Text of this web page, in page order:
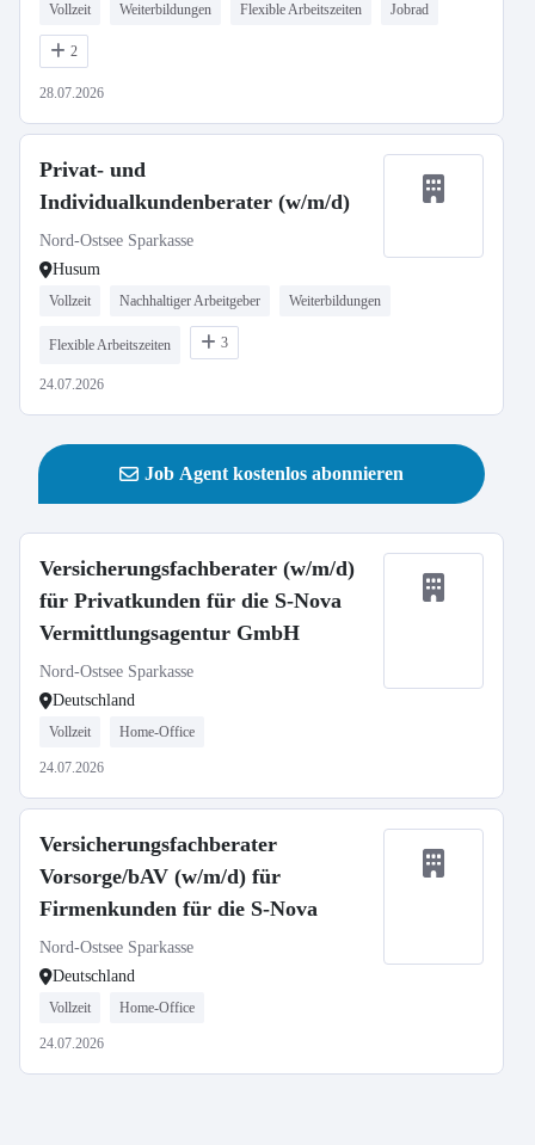
Vollzeit Weiterbildungen Flexible Arbeitszeiten Jobrad
2
28.07.2026
Privat- und
Individualkundenberater (w/m/d)
Nord-Ostsee Sparkasse
Husum
Vollzeit Nachhaltiger Arbeitgeber Weiterbildungen
Flexible Arbeitszeiten 3
24.07.2026
Job Agent kostenlos abonnieren
Versicherungsfachberater (w/m/d)
für Privatkunden für die S-Nova
Vermittlungsagentur GmbH
Nord-Ostsee Sparkasse
Deutschland
Vollzeit Home-Office
24.07.2026
Versicherungsfachberater
Vorsorge/bAV (w/m/d) für
Firmenkunden für die S-Nova
Nord-Ostsee Sparkasse
Deutschland
Vollzeit Home-Office
24.07.2026